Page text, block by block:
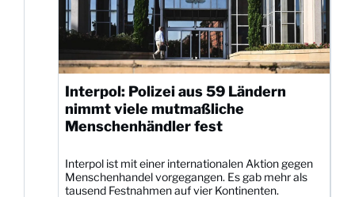
Interpol: Polizei aus 59 Ländern
nimmt viele mutmaßliche
Menschenhändler fest
Interpol ist mit einer internationalen Aktion gegen
Menschenhandel vorgegangen. Es gab mehr als
tausend Festnahmen auf vier Kontinenten.